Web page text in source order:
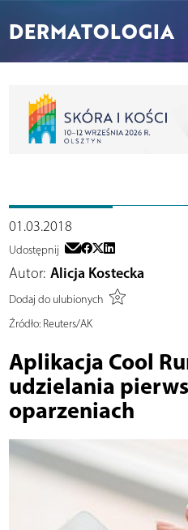
DERMATOLOGIA
01.03.2018
Udostępnij
Autor: Alicja Kostecka
Dodaj do ulubionych
Źródło:Reuters/AK
Aplikacja Cool
udzielania
oparzeniach